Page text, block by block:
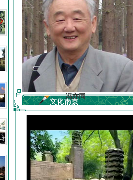
冯亦同